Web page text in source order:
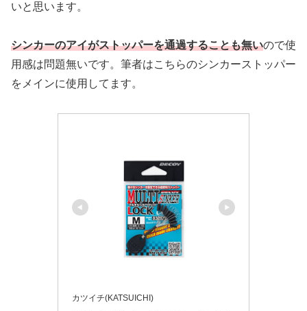
いと思います。
シンカーのアイがストッパーを通過することも無いので使
用感は問題無いです。筆者はこちらのシンカーストッパー
をメインに使用してます。
カツイチ(KATSUICHI)